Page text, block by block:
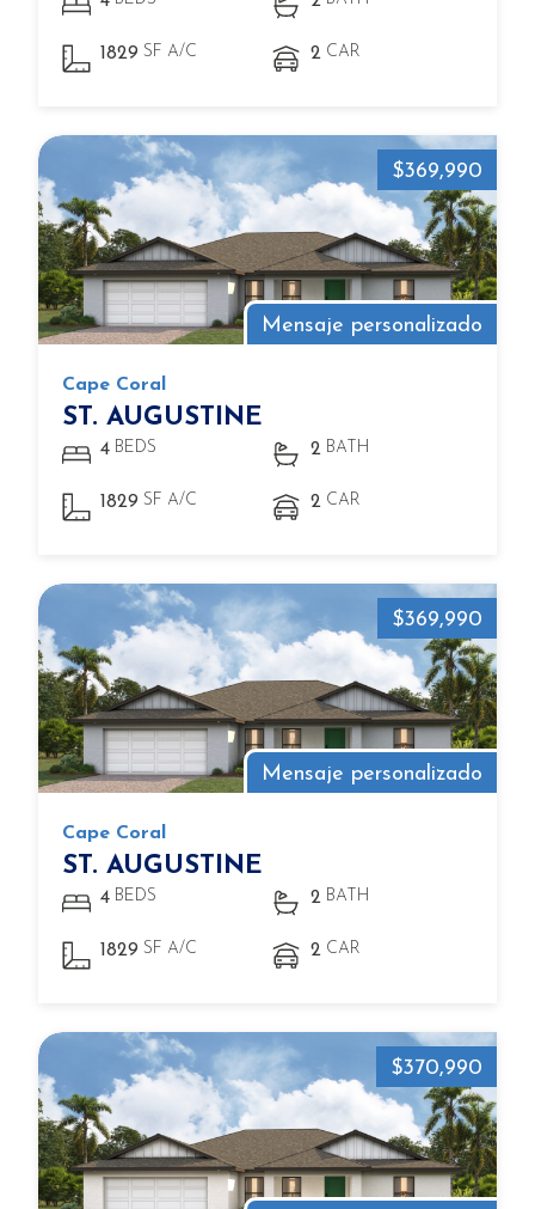
1829 SF A/C 2 CAR
Mensaje personalizado
$369,990
Cape Coral
ST. AUGUSTINE
4 BEDS 2 BATH
1829 SF A/C 2 CAR
Mensaje personalizado
$369,990
Cape Coral
ST. AUGUSTINE
4 BEDS 2 BATH
1829 SF A/C 2 CAR
$370,990